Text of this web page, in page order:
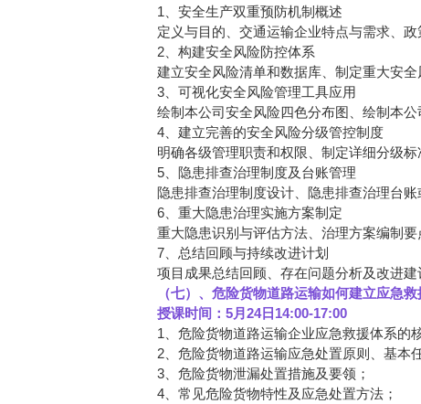
1、安全生产双重预防机制概述
定义与目的、交通运输企业特点与需求、政
2、构建安全风险防控体系
建立安全风险清单和数据库、制定重大安
3、可视化安全风险管理工具应用
绘制本公司安全风险四色分布图、绘制本公
4、建立完善的安全风险分级管控制度
明确各级管理职责和权限、制定详细分级
5、隐患排查治理制度及台账管理
隐患排查治理制度设计、隐患排查治理台
6、重大隐患治理实施方案制定
重大隐患识别与评估方法、治理方案编制
7、总结回顾与持续改进计划
项目成果总结回顾、存在问题分析及改进建
（七）、危险货物道路运输如何建立应急救
授课时间：5月24日14:00-17:00
1、危险货物道路运输企业应急救援体系的
2、危险货物道路运输应急处置原则、基本
3、危险货物泄漏处置措施及要领；
4、常见危险货物特性及应急处置方法；